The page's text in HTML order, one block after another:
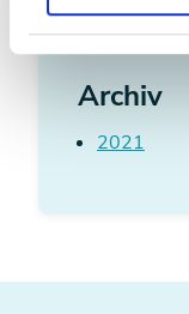
Archiv
2021